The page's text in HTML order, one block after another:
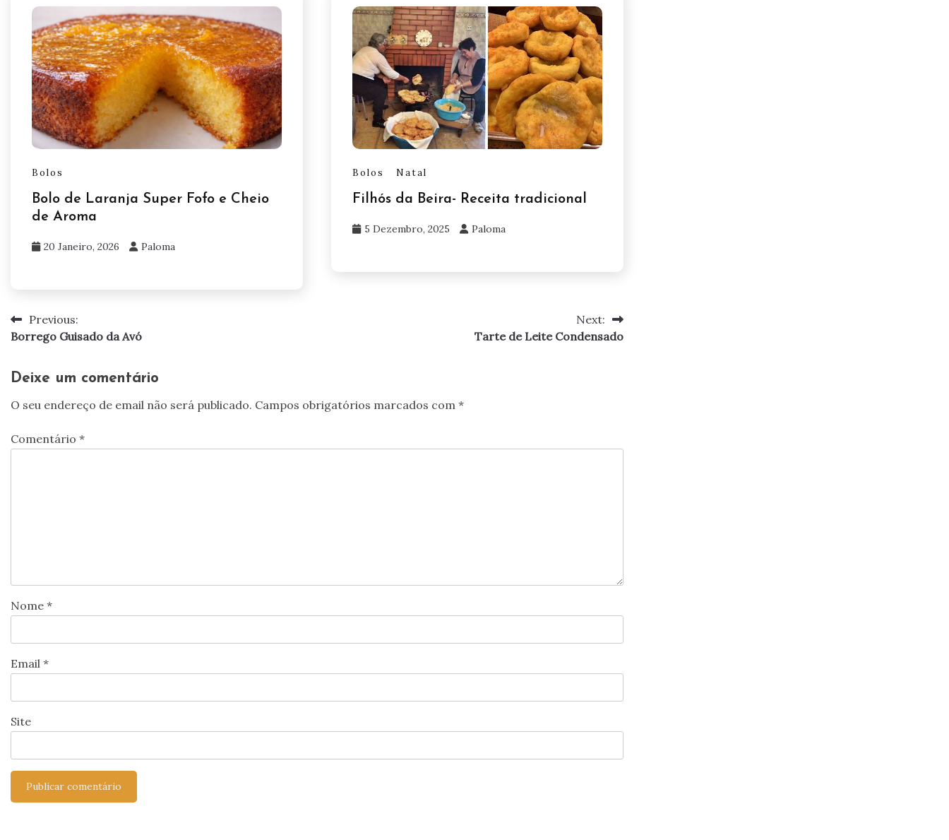
Bolos
Bolo de Laranja Super Fofo e Cheio
de Aroma
20 Janeiro, 2026 Paloma
Bolos Natal
Filhós da Beira- Receita tradicional
5 Dezembro, 2025 Paloma
Navegação
artigos
Previous:
Borrego Guisado da Avó
Next:
Tarte de Leite Condensado
Deixe um comentário
O seu endereço de email não será publicado. Campos obrigatórios marcados com *
Comentário *
Nome *
Email *
Site